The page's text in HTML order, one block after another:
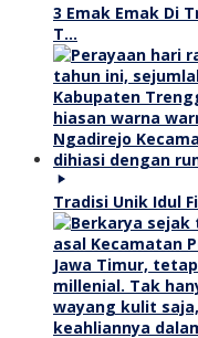
3 Emak Emak Di
T…
Tradisi Unik Idul